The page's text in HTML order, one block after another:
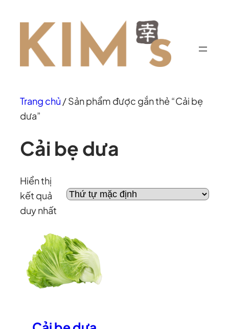
đến
dung
Trang chủ / Sản phẩm được gắn thẻ “Cải bẹ
dưa”
Cải bẹ dưa
Hiển thị
kết quả
duy nhất